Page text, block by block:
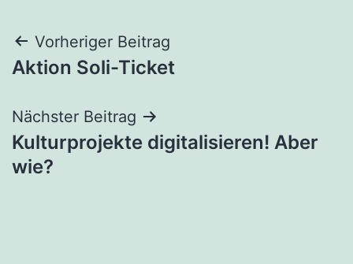
Beitragsnavigation
Vorheriger Beitrag
Aktion Soli-Ticket
Nächster Beitrag
Kulturprojekte digitalisieren! Aber
wie?